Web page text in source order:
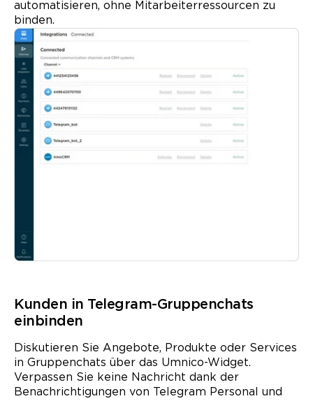
automatisieren, ohne Mitarbeiter­ressourcen zu
binden.
Kunden in Telegram-Gruppenchats
einbinden
Diskutieren Sie Angebote, Produkte oder Services
in Gruppen­chats über das Umnico-Widget.
Verpassen Sie keine Nachricht dank der
Benachrichtigungen von Telegram Personal und